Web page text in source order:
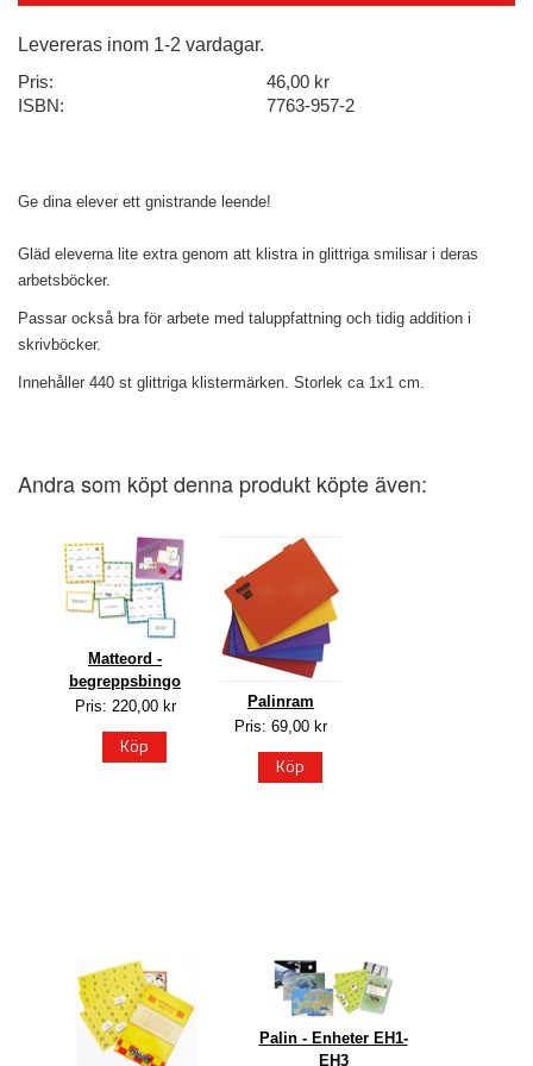
Levereras inom 1-2 vardagar.
Pris:
46,00 kr
ISBN:
7763-957-2
Ge dina elever ett gnistrande leende!
Gläd eleverna lite extra genom att klistra in glittriga smilisar i deras
arbetsböcker.
Passar också bra för arbete med taluppfattning och tidig addition i
skrivböcker.
Innehåller 440 st glittriga klistermärken. Storlek ca 1x1 cm.
Andra som köpt denna produkt köpte även:
Matteord -
begreppsbingo
Pris: 220,00 kr
Köp
Palinram
Pris: 69,00 kr
Köp
Palin - Enheter EH1-
EH3